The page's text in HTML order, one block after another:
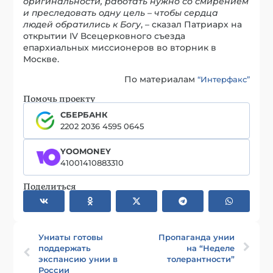
и преследовать одну цель – чтобы сердца
людей обратились к Богу, – сказал Патриарх на
открытии IV Всецерковного съезда
епархиальных миссионеров во вторник в
Москве.
По материалам “Интерфакс”
Помочь проекту
СБЕРБАНК
2202 2036 4595 0645
YOOMONEY
41001410883310
Поделиться
Униаты готовы
поддержать
экспансию унии в
России
Пропаганда унии
на “Неделе
толерантности”